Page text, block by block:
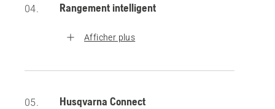
04. Rangement intelligent
Afficher plus
05. Husqvarna Connect